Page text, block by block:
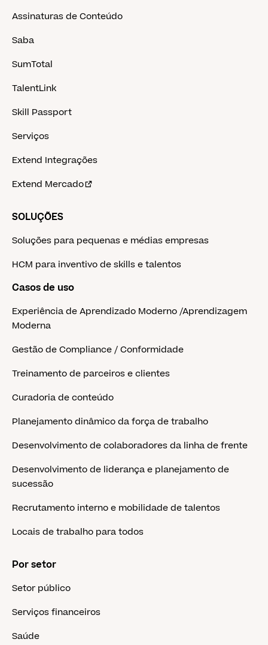
Assinaturas de Conteúdo
Saba
SumTotal
TalentLink
Skill Passport
Serviços
Extend Integrações
Extend Mercado
SOLUÇÕES
Soluções para pequenas e médias empresas
HCM para inventivo de skills e talentos
Casos de uso
Experiência de Aprendizado Moderno /Aprendizagem
Moderna
Gestão de Compliance / Conformidade
Treinamento de parceiros e clientes
Curadoria de conteúdo
Planejamento dinâmico da força de trabalho
Desenvolvimento de colaboradores da linha de frente
Desenvolvimento de liderança e planejamento de
sucessão
Recrutamento interno e mobilidade de talentos
Locais de trabalho para todos
Por setor
Setor público
Serviços financeiros
Saúde